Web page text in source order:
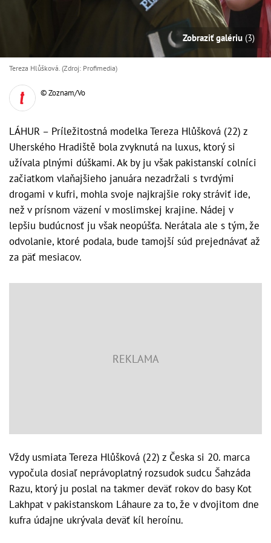
Zobraziť galériu (3)
Tereza Hlůšková. (Zdroj: Profimedia)
© Zoznam/Vo
LÁHUR – Príležitostná modelka Tereza Hlůšková (22) z
Uherského Hradiště bola zvyknutá na luxus, ktorý si
užívala plnými dúškami. Ak by ju však pakistanskí colníci
začiatkom vlaňajšieho januára nezadržali s tvrdými
drogami v kufri, mohla svoje najkrajšie roky stráviť ide,
než v prísnom väzení v moslimskej krajine. Nádej v
lepšiu budúcnosť ju však neopúšťa. Nerátala ale s tým, že
odvolanie, ktoré podala, bude tamojší súd prejednávať až
za päť mesiacov.
Vždy usmiata Tereza Hlůšková (22) z Česka si 20. marca
vypočula dosiaľ neprávoplatný rozsudok sudcu Šahzáda
Razu, ktorý ju poslal na takmer deväť rokov do basy Kot
Lakhpat v pakistanskom Láhaure za to, že v dvojitom dne
kufra údajne ukrývala deväť kíl heroínu.